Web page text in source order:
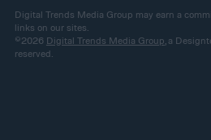
Digital Trends Media Group may earn a
links on our sites.
©2026 Digital Trends Media Group , a
reserved.